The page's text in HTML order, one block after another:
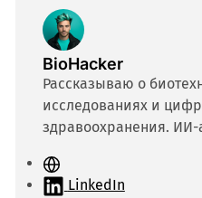
BioHacker
Рассказываю о
исследованиях и
здравоохранения. ИИ-
С
а LinkedIn